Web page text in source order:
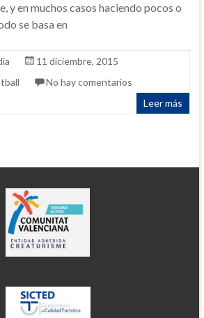
y en muchos casos haciendo pocos o
se basa en
11 diciembre, 2015
No hay comentarios
Leer más